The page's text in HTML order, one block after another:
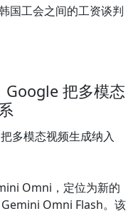
国工会之间的工资谈判
把多模态
多模态视频生成纳入
Omni，定位为新的
Omni Flash。该